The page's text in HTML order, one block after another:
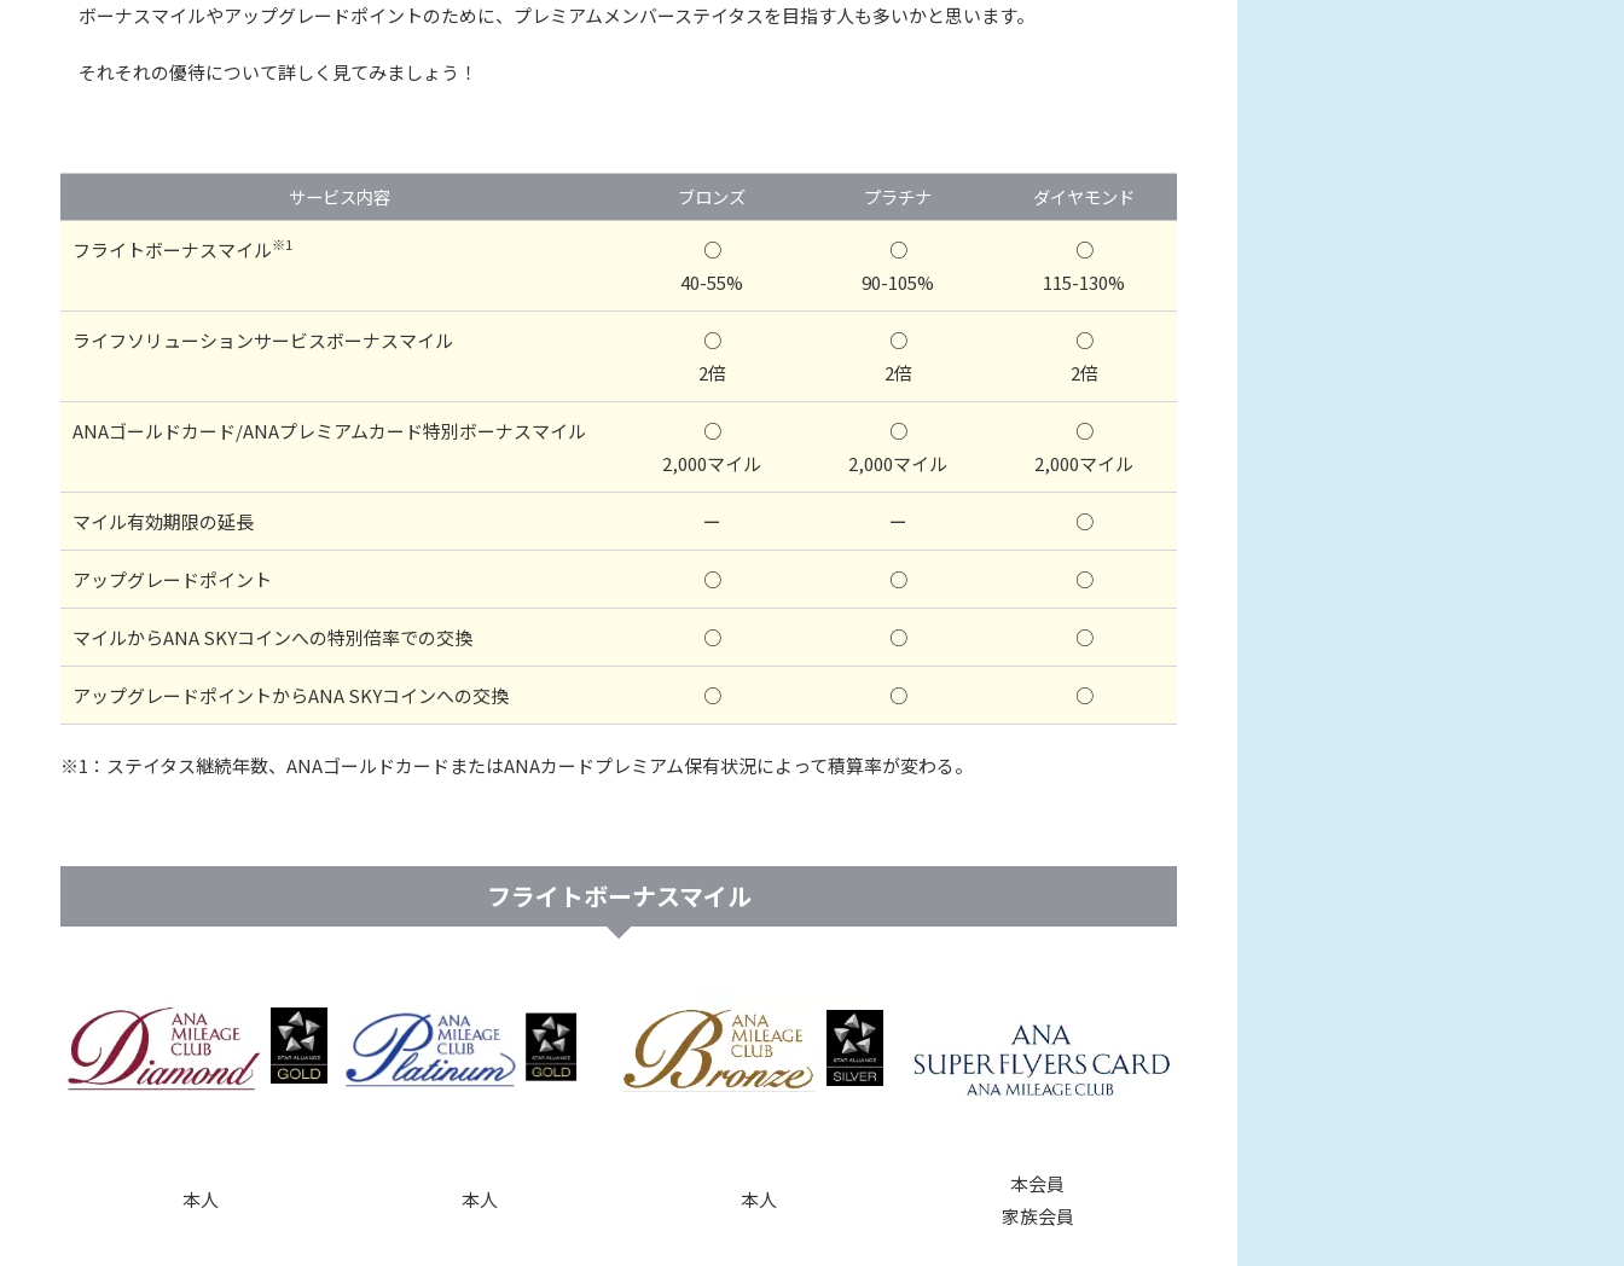
ボーナスマイルやアップグレードポイントのために、プレミアムメンバーステイタスを目指す人も多いかと思います。
それそれの優待について詳しく見てみましょう！
サービス内容 ブロンズ プラチナ ダイヤモンド
フライトボーナスマイル※1
○
40-55%
○
90-105%
○
115-130%
ライフソリューションサービスボーナスマイル
○
2倍
○
2倍
○
2倍
ANAゴールドカード/ANAプレミアムカード特別ボーナスマイル
○
2,000マイル
○
2,000マイル
○
2,000マイル
マイル有効期限の延長 ー ー ○
アップグレードポイント ○ ○ ○
マイルからANA SKYコインへの特別倍率での交換 ○ ○ ○
アップグレードポイントからANA SKYコインへの交換 ○ ○ ○
※1：ステイタス継続年数、ANAゴールドカードまたはANAカードプレミアム保有状況によって積算率が変わる。
フライトボーナスマイル
本人 本人 本人
本会員
家族会員